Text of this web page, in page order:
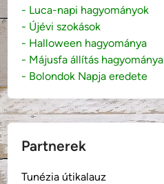
- Luca-napi hagyományok
- Újévi szokások
- Halloween hagyománya
- Májusfa állítás hagyománya
- Bolondok Napja eredete
Partnerek
Tunézia útikalauz